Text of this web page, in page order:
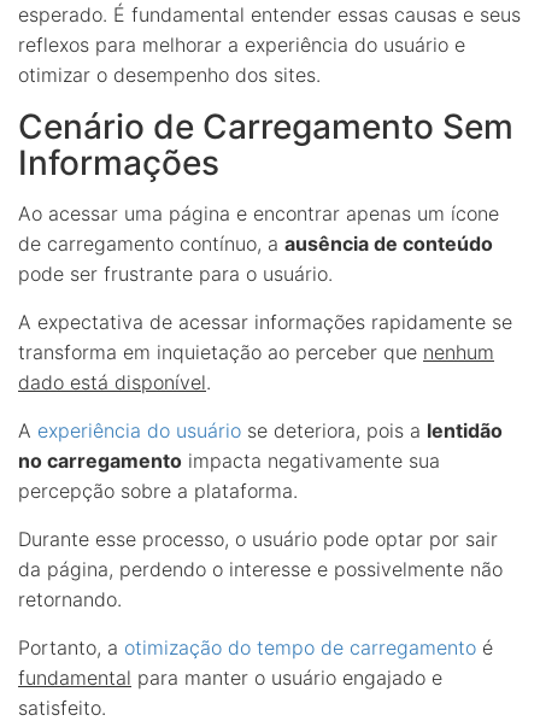
esperado. É fundamental entender essas causas e seus
reflexos para melhorar a experiência do usuário e
otimizar o desempenho dos sites.
Cenário de Carregamento Sem
Informações
Ao acessar uma página e encontrar apenas um ícone
de carregamento contínuo, a ausência de conteúdo
pode ser frustrante para o usuário.
A expectativa de acessar informações rapidamente se
transforma em inquietação ao perceber que nenhum
dado está disponível.
A experiência do usuário se deteriora, pois a lentidão
no carregamento impacta negativamente sua
percepção sobre a plataforma.
Durante esse processo, o usuário pode optar por sair
da página, perdendo o interesse e possivelmente não
retornando.
Portanto, a otimização do tempo de carregamento é
fundamental para manter o usuário engajado e
satisfeito.